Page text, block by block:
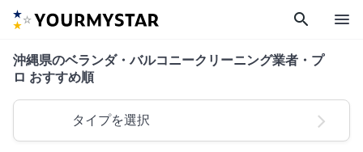
search menu
沖縄県のベランダ・バルコニークリーニング業者・プ
ロ おすすめ順
タイプを選択